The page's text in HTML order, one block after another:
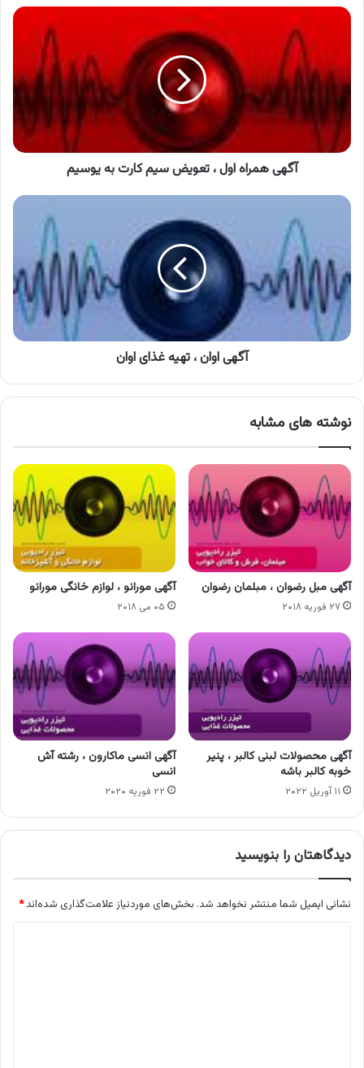
آگهی
،
تعویض
سیم
کارت
به
یوسیم
آگهی همراه اول ، تعویض سیم کارت به یوسیم
آگهی
غذای
اوان
آگهی اوان ، تهیه غذای اوان
نوشته های مشابه
آگهی مبل رضوان ، مبلمان رضوان
۲۷ فوریه ۲۰۱۸
آگهی مورانو ، لوازم خانگی مورانو
۰۵ می ۲۰۱۸
آگهی محصولات لبنی کالبر ، پنیر
خوبه کالبر باشه
۱۱ آوریل ۲۰۲۲
آگهی انسی ماکارون ، رشته آش
انسی
۲۲ فوریه ۲۰۲۰
دیدگاهتان را بنویسید
نشانی ایمیل شما منتشر نخواهد شد. بخش‌های موردنیاز علامت‌گذاری شده‌اند*